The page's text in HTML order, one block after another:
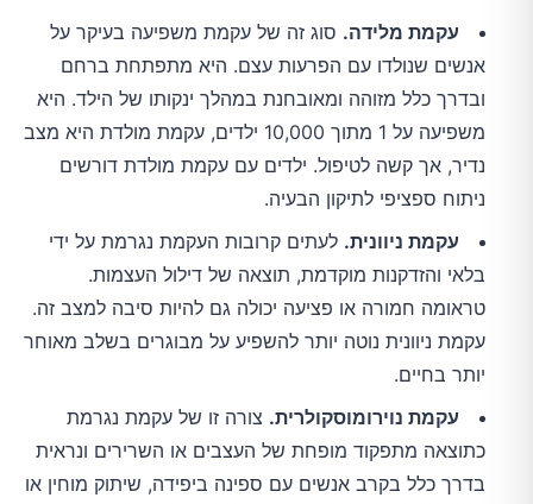
עקמת מלידה. סוג זה של עקמת משפיעה בעיקר על
אנשים שנולדו עם הפרעות עצם. היא מתפתחת ברחם
ובדרך כלל מזוהה ומאובחנת במהלך ינקותו של הילד. היא
משפיעה על 1 מתוך 10,000 ילדים, עקמת מולדת היא מצב
נדיר, אך קשה לטיפול. ילדים עם עקמת מולדת דורשים
ניתוח ספציפי לתיקון הבעיה.
עקמת ניוונית. לעתים קרובות העקמת נגרמת על ידי
בלאי והזדקנות מוקדמת, תוצאה של דילול העצמות.
טראומה חמורה או פציעה יכולה גם להיות סיבה למצב זה.
עקמת ניוונית נוטה יותר להשפיע על מבוגרים בשלב מאוחר
יותר בחיים.
עקמת נוירומוסקולרית. צורה זו של עקמת נגרמת
כתוצאה מתפקוד מופחת של העצבים או השרירים ונראית
בדרך כלל בקרב אנשים עם ספינה ביפידה, שיתוק מוחין או